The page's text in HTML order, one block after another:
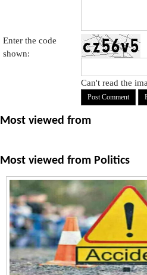
Enter the code
shown:
Can't read the
Most viewed from
Most viewed from Politics